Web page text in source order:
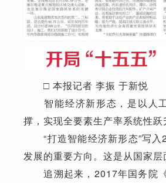
□ 本报记者 李振 于新悦
智能经济新形态，是以人工
撑，实现全要素生产率系统性
“打造智能经济新形态”写入
发展的重要方向。这是从国家
追溯起来，2017年国务院《